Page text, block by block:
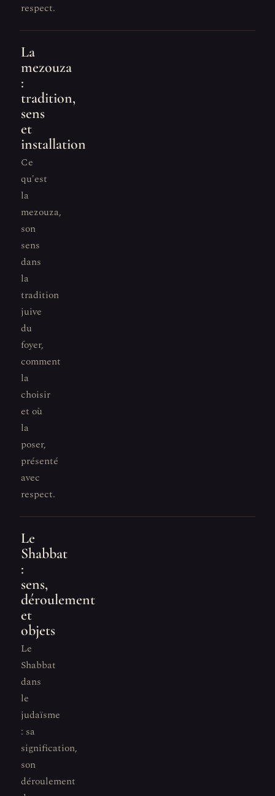
respect.
La
mezouza
:
tradition,
sens
et
installation
Ce
qu'est
la
mezouza,
son
sens
dans
la
tradition
juive
du
foyer,
comment
la
choisir
et où
la
poser,
présenté
avec
respect.
Le
Shabbat
:
sens,
déroulement
et
objets
Le
Shabbat
dans
le
judaïsme
: sa
signification,
son
déroulement